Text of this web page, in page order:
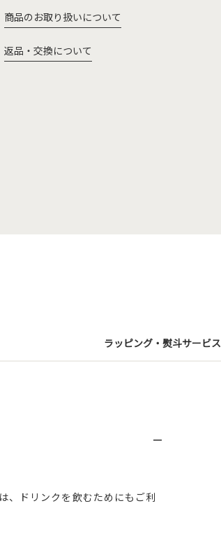
商品のお取り扱いについて
返品・交換について
ラッピング・熨斗サービス
、ドリンクを飲むためにもご利